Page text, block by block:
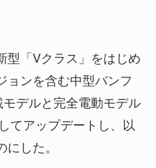
型「Vクラス」をはじめ
ョンを含む中型バンフ
デルと完全電動モデル
てアップデートし、以
した。